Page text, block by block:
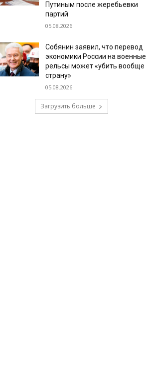
Путиным после жеребьевки
партий
05.08.2026
Собянин заявил, что перевод
экономики России на военные
рельсы может «убить вообще
страну»
05.08.2026
Загрузить больше